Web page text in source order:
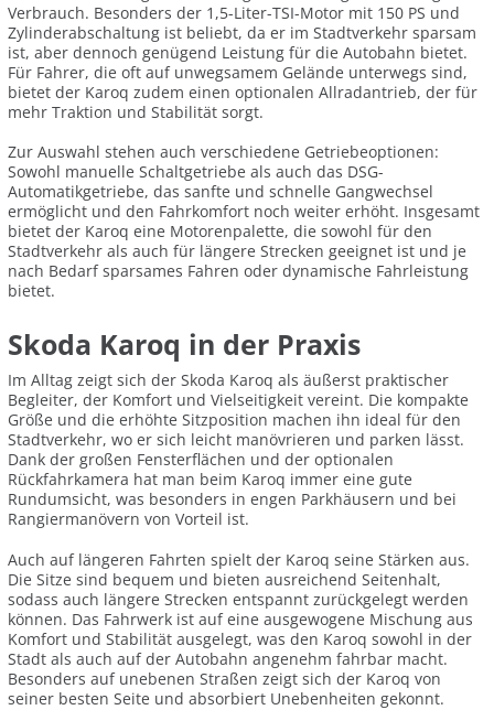
Verbrauch. Besonders der 1,5-Liter-TSI-Motor mit 150 PS und
Zylinderabschaltung ist beliebt, da er im Stadtverkehr sparsam
ist, aber dennoch genügend Leistung für die Autobahn bietet.
Für Fahrer, die oft auf unwegsamem Gelände unterwegs sind,
bietet der Karoq zudem einen optionalen Allradantrieb, der für
mehr Traktion und Stabilität sorgt.
Zur Auswahl stehen auch verschiedene Getriebeoptionen:
Sowohl manuelle Schaltgetriebe als auch das DSG-
Automatikgetriebe, das sanfte und schnelle Gangwechsel
ermöglicht und den Fahrkomfort noch weiter erhöht. Insgesamt
bietet der Karoq eine Motorenpalette, die sowohl für den
Stadtverkehr als auch für längere Strecken geeignet ist und je
nach Bedarf sparsames Fahren oder dynamische Fahrleistung
bietet.
Skoda Karoq in der Praxis
Im Alltag zeigt sich der Skoda Karoq als äußerst praktischer
Begleiter, der Komfort und Vielseitigkeit vereint. Die kompakte
Größe und die erhöhte Sitzposition machen ihn ideal für den
Stadtverkehr, wo er sich leicht manövrieren und parken lässt.
Dank der großen Fensterflächen und der optionalen
Rückfahrkamera hat man beim Karoq immer eine gute
Rundumsicht, was besonders in engen Parkhäusern und bei
Rangiermanövern von Vorteil ist.
Auch auf längeren Fahrten spielt der Karoq seine Stärken aus.
Die Sitze sind bequem und bieten ausreichend Seitenhalt,
sodass auch längere Strecken entspannt zurückgelegt werden
können. Das Fahrwerk ist auf eine ausgewogene Mischung aus
Komfort und Stabilität ausgelegt, was den Karoq sowohl in der
Stadt als auch auf der Autobahn angenehm fahrbar macht.
Besonders auf unebenen Straßen zeigt sich der Karoq von
seiner besten Seite und absorbiert Unebenheiten gekonnt.